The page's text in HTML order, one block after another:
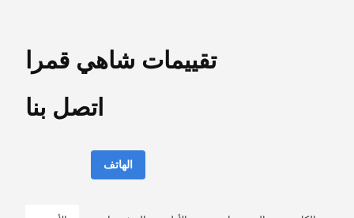
تقييمات شاهي قمرا
اتصل بنا
الهاتف